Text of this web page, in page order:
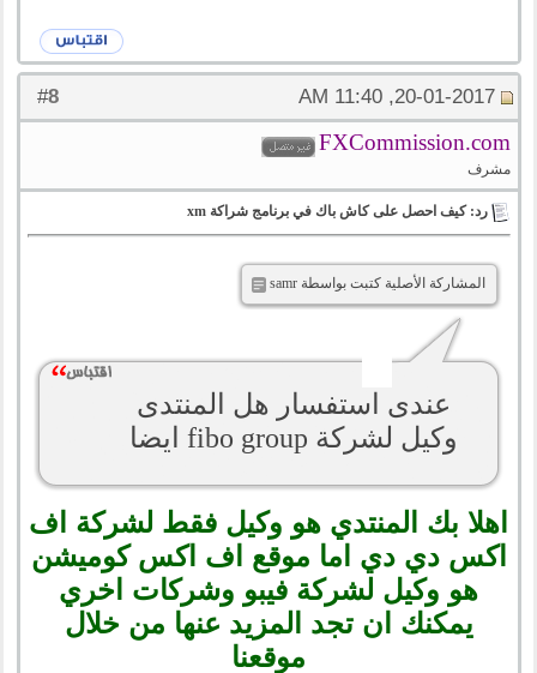
#
8 20-01-2017, 11:40 AM
FXCommission.com
مشرف
رد: كيف احصل على كاش باك في برنامج شراكة xm
المشاركة الأصلية كتبت بواسطة samr
عندى استفسار هل المنتدى
وكيل لشركة fibo group ايضا
اهلا بك المنتدي هو وكيل فقط لشركة اف
اكس دي دي اما موقع اف اكس كوميشن
هو وكيل لشركة فيبو وشركات اخري
يمكنك ان تجد المزيد عنها من خلال
موقعنا